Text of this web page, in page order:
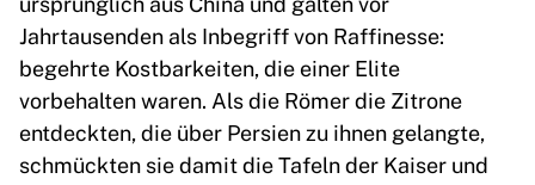
Jahrtausenden als Inbegriff von Raffinesse:
begehrte Kostbarkeiten, die einer Elite
vorbehalten waren. Als die Römer die Zitrone
entdeckten, die über Persien zu ihnen gelangte,
schmückten sie damit die Tafeln der Kaiser und